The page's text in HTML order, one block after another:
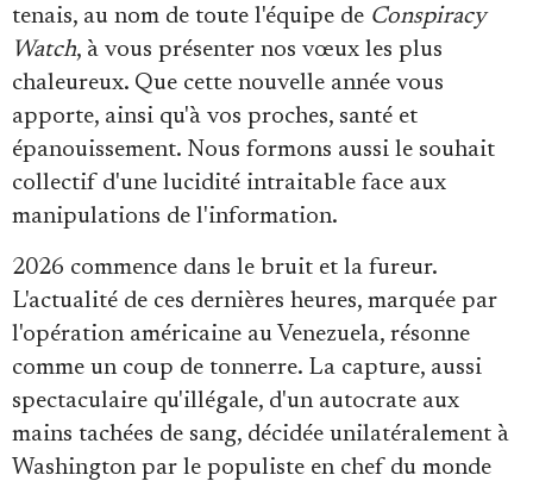
Se connecter
tenais, au nom de toute l'équipe de Conspiracy
Watch, à vous présenter nos vœux les plus
chaleureux. Que cette nouvelle année vous
apporte, ainsi qu'à vos proches, santé et
épanouissement. Nous formons aussi le souhait
collectif d'une lucidité intraitable face aux
manipulations de l'information.
2026 commence dans le bruit et la fureur.
L'actualité de ces dernières heures, marquée par
l'opération américaine au Venezuela, résonne
comme un coup de tonnerre. La capture, aussi
spectaculaire qu'illégale, d'un autocrate aux
mains tachées de sang, décidée unilatéralement à
Washington par le populiste en chef du monde